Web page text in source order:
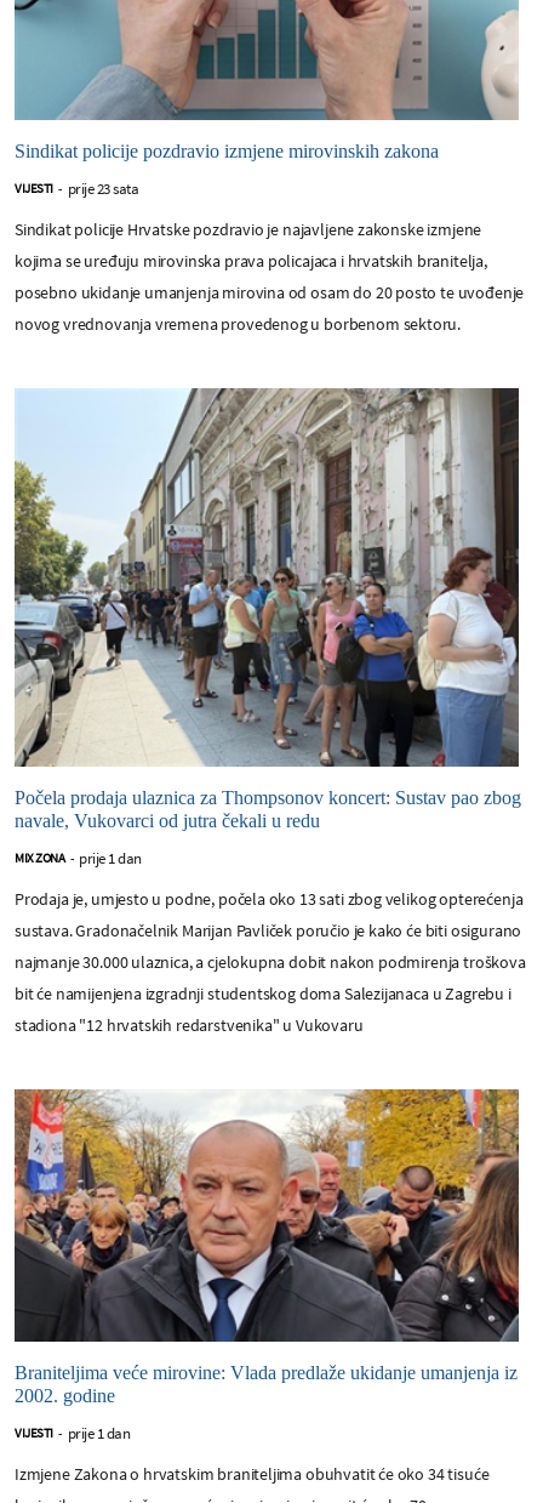
Sindikat policije pozdravio izmjene mirovinskih zakona
VIJESTI - prije 23 sata
Sindikat policije Hrvatske pozdravio je najavljene zakonske izmjene
kojima se uređuju mirovinska prava policajaca i hrvatskih branitelja,
posebno ukidanje umanjenja mirovina od osam do 20 posto te uvođenje
novog vrednovanja vremena provedenog u borbenom sektoru.
Počela prodaja ulaznica za Thompsonov koncert: Sustav pao zbog
navale, Vukovarci od jutra čekali u redu
MIX ZONA - prije 1 dan
Prodaja je, umjesto u podne, počela oko 13 sati zbog velikog opterećenja
sustava. Gradonačelnik Marijan Pavliček poručio je kako će biti osigurano
najmanje 30.000 ulaznica, a cjelokupna dobit nakon podmirenja troškova
bit će namijenjena izgradnji studentskog doma Salezijanaca u Zagrebu i
stadiona "12 hrvatskih redarstvenika" u Vukovaru
Braniteljima veće mirovine: Vlada predlaže ukidanje umanjenja iz
2002. godine
VIJESTI - prije 1 dan
Izmjene Zakona o hrvatskim braniteljima obuhvatit će oko 34 tisuće